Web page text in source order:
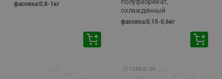
фасовка:0,8-1кг
охлажденный
фасовка:0,15-0,6кг
🕘 12:00-21:00